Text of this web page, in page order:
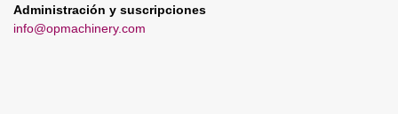
Administración y suscripciones
info@opmachinery.com